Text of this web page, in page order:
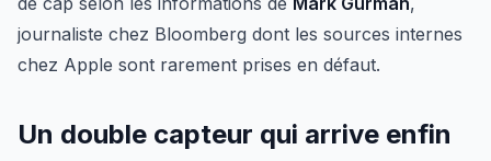
journaliste chez Bloomberg dont les sources internes
chez Apple sont rarement prises en défaut.
Un double capteur qui arrive enfin